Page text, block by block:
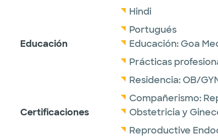
Hindi
Portugués
Educación
Educación: Goa
Prácticas
Residencia: OB/
Compañerismo:
Certificaciones
Obstetricia y
Reproductive